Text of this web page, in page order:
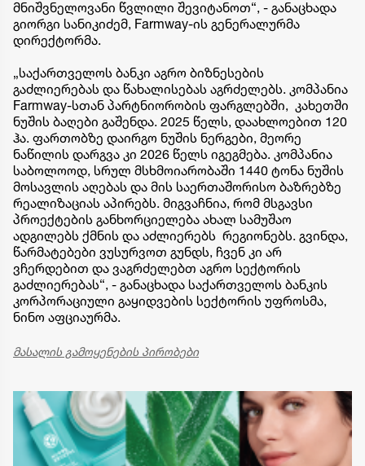
მნიშვნელოვანი წვლილი შევიტანოთ“, - განაცხადა
გიორგი სანიკიძემ, Farmway-ის გენერალურმა
დირექტორმა.
„საქართველოს ბანკი აგრო ბიზნესების
გაძლიერებას და წახალისებას აგრძელებს. კომპანია
Farmway-სთან პარტნიორობის ფარგლებში, კახეთში
ნუშის ბაღები გაშენდა. 2025 წელს, დაახლოებით 120
ჰა. ფართობზე დაირგო ნუშის ნერგები, მეორე
ნაწილის დარგვა კი 2026 წელს იგეგმება. კომპანია
საბოლოოდ, სრულ მსხმოიარობაში 1440 ტონა ნუშის
მოსავლის აღებას და მის საერთაშორისო ბაზრებზე
რეალიზაციას აპირებს. მიგვაჩნია, რომ მსგავსი
პროექტების განხორციელება ახალ სამუშაო
ადგილებს ქმნის და აძლიერებს რეგიონებს. გვინდა,
წარმატებები ვუსურვოთ გუნდს, ჩვენ კი არ
ვჩერდებით და ვაგრძელებთ აგრო სექტორის
გაძლიერებას“, - განაცხადა საქართველოს ბანკის
კორპორაციული გაყიდვების სექტორის უფროსმა,
ნინო აფციაურმა.
მასალის გამოყენების პირობები